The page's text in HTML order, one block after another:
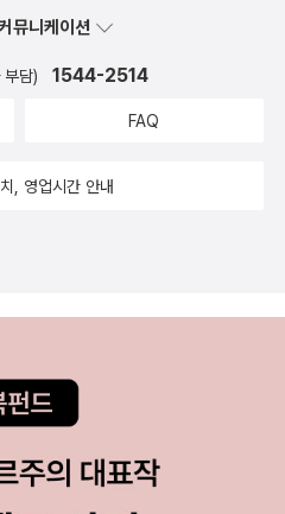
시는 (아래의 영상에서 시인 자
래의 말뜻을 되살려, 프랑스어가
사회의 억압적 분위기를 고발하면
한 역사적 맥락 역시 기억을 통해 행
를 통해 생생히 경험하도록 하는
다. 이 연극을 통해 확인할 수 있는,
보여줄 수 없는 연극의 일회적 경험
의 기억, 그것을 경험하면서 관객이
의 영화 '데칼로그'는 십계명에 대한
를 더 깊이 이해하기 위해서도 좋
이다. 영화와 다른, 어쩌면 그 이상
09-21)작년, 전 세계에 충격
라면, [피케티의 新자본론]은 보다
책적 대안을 명쾌하게 제시하는
는 책이라고 한다. 피케티의 혜안이
중 누구도 추천하지 않을 듯 ㅜㅡ
억의 은유들이 모습은 계속 바뀌어
않았다고 말한다. 드라이스마의 신
공장> 등 ‘기억’을 주제로 끊임없
3년 동안 기억을 ‘망각’과 함께 보
걸로 보아 신뢰할 만한 저자다... 1
뮤니케이션
부담) 1544-2514
FAQ
, 영업시간 안내